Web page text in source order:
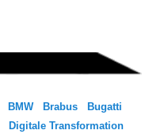
BMW Brabus
Bugatti
Digitale Transformation